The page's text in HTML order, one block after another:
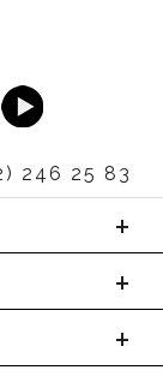
246 25 83